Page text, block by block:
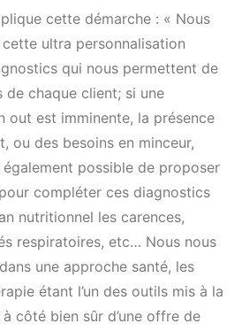
cette démarche : « Nous
cette ultra personnalisation
qui nous permettent de
de chaque client; si une
out est imminente, la présence
ou des besoins en minceur,
possible de proposer
compléter ces diagnostics
nutritionnel les carences,
respiratoires, etc… Nous nous
une approche santé, les
étant l’un des outils mis à la
côté bien sûr d’une offre de